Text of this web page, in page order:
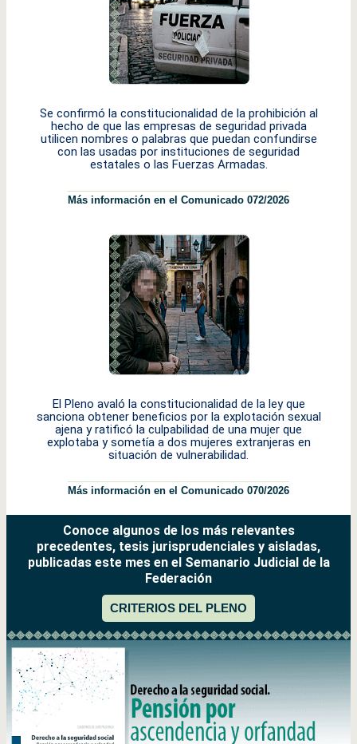
Se confirmó la constitucionalidad de la prohibición al
hecho de que las empresas de seguridad privada
utilicen nombres o palabras que puedan confundirse
con las usadas por instituciones de seguridad
estatales o las Fuerzas Armadas.
Más información en el Comunicado 072/2026
El Pleno avaló la constitucionalidad de la ley que
sanciona obtener beneficios por la explotación sexual
ajena y ratificó la culpabilidad de una mujer que
explotaba y sometía a dos mujeres extranjeras en
situación de vulnerabilidad.
Más información en el Comunicado 070/2026
Conoce algunos de los más relevantes
precedentes, tesis jurisprudenciales y aisladas,
publicadas este mes en el Semanario Judicial de la
Federación
CRITERIOS DEL PLENO